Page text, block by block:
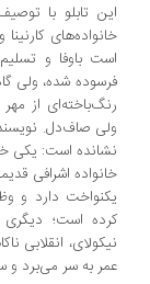
باوفا و تسلیم، که
شده، ولی گاه گاه
از مهر
صاف‌دل. نویسنده،
اشرافی قدیمی که
دارد و وظیفه
است؛ دیگری
انقلابی ناکام و
به سر می‌برد و